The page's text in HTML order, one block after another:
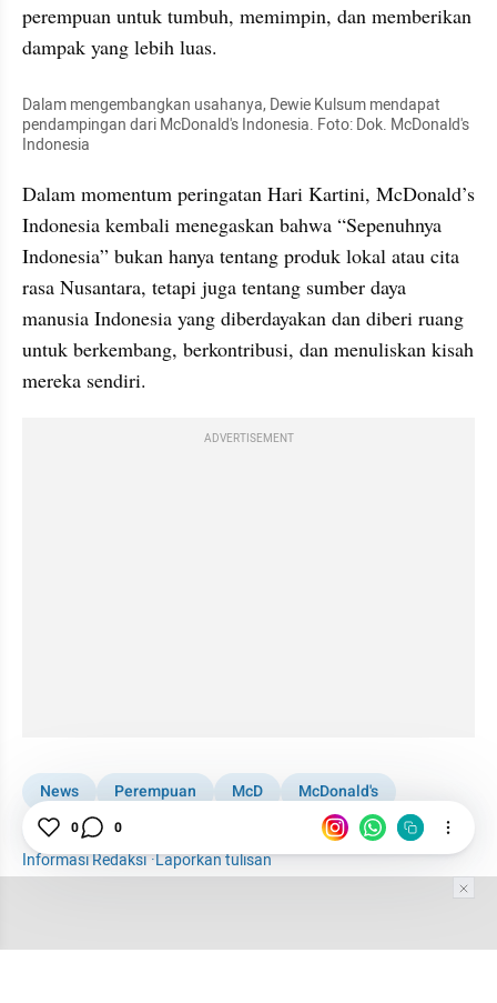
perempuan untuk tumbuh, memimpin, dan memberikan
dampak yang lebih luas.
Dalam mengembangkan usahanya, Dewie Kulsum mendapat
pendampingan dari McDonald's Indonesia. Foto: Dok. McDonald's
Indonesia
Dalam momentum peringatan Hari Kartini, McDonald’s
Indonesia kembali menegaskan bahwa “Sepenuhnya
Indonesia” bukan hanya tentang produk lokal atau cita
rasa Nusantara, tetapi juga tentang sumber daya
manusia Indonesia yang diberdayakan dan diberi ruang
untuk berkembang, berkontribusi, dan menuliskan kisah
mereka sendiri.
ADVERTISEMENT
News Perempuan McD
McDonald's
Indonesia
Informasi Redaksi·Laporkan tulisan
0 0